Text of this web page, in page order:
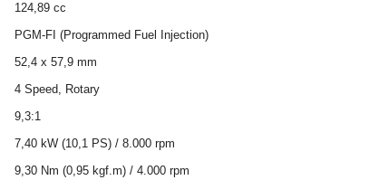
124,89 cc
PGM-FI (Programmed Fuel Injection)
52,4 x 57,9 mm
4 Speed, Rotary
9,3:1
7,40 kW (10,1 PS) / 8.000 rpm
9,30 Nm (0,95 kgf.m) / 4.000 rpm